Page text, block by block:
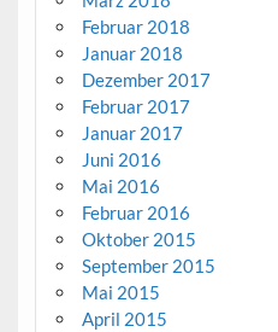
Februar 2018
Januar 2018
Dezember 2017
Februar 2017
Januar 2017
Juni 2016
Mai 2016
Februar 2016
Oktober 2015
September 2015
Mai 2015
April 2015